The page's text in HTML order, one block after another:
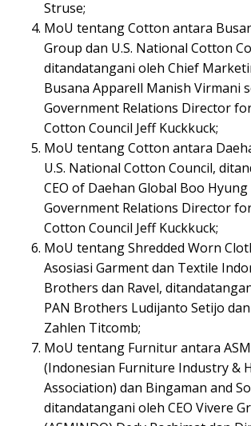
Struse;
MoU tentang Cotton antara
Group dan U.S. National Cotton
ditandatangani oleh Chief
Busana Apparell Manish Virmani
Government Relations Director
Cotton Council Jeff Kuckkuck;
MoU tentang Cotton antara
U.S. National Cotton Council,
CEO of Daehan Global Boo
Government Relations Director
Cotton Council Jeff Kuckkuck;
MoU tentang Shredded Worn
Asosiasi Garment dan Textile
Brothers dan Ravel,
PAN Brothers Ludijanto Setijo dan
Zahlen Titcomb;
MoU tentang Furnitur antara
(Indonesian Furniture Industry &
Association) dan Bingaman and
ditandatangani oleh CEO Vivere